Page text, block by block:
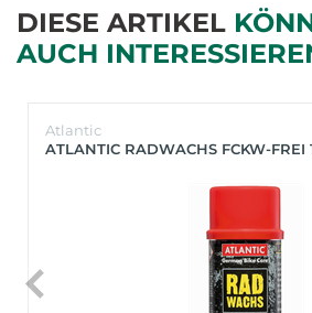
DIESE ARTIKEL
AUCH
Atlantic
ATLANTIC RADWACHS FCKW-FREI